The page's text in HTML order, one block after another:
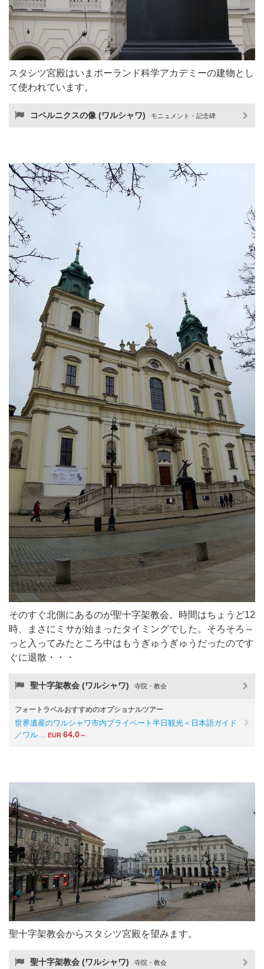
スタシツ宮殿はいまポーランド科学アカデミーの建物とし
て使われています。
コペルニクスの像 (ワルシャワ) モニュメント・記念碑
そのすぐ北側にあるのが聖十字架教会。時間はちょうど12
時、まさにミサが始まったタイミングでした。そろそろ～
っと入ってみたところ中はもうぎゅうぎゅうだったのです
ぐに退散・・・
聖十字架教会 (ワルシャワ) 寺院・教会
フォートラベルおすすめのオプショナルツアー
世界遺産のワルシャワ市内プライベート半日観光＜日本語ガイド
／ワル… EUR 64.0～
聖十字架教会からスタシツ宮殿を望みます。
聖十字架教会 (ワルシャワ) 寺院・教会